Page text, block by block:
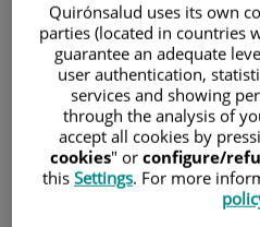
27 de abril de 2026
HOSPITAL UNIVERSITARIO LA LUZ
La iniciativa ha reunido a
hospitales privados de
las claves prácticas para vivir
Quirónsalud uses its own
parties (located in countries
guarantee an adequate
user authentication,
services and showing
through the analysis of
accept all cookies by
cookies" or configure/
this Settings. For more